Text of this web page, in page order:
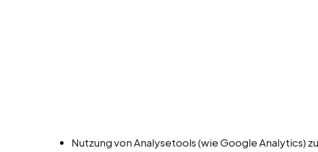
Nutzung von Analysetools (wie Google Analytics)